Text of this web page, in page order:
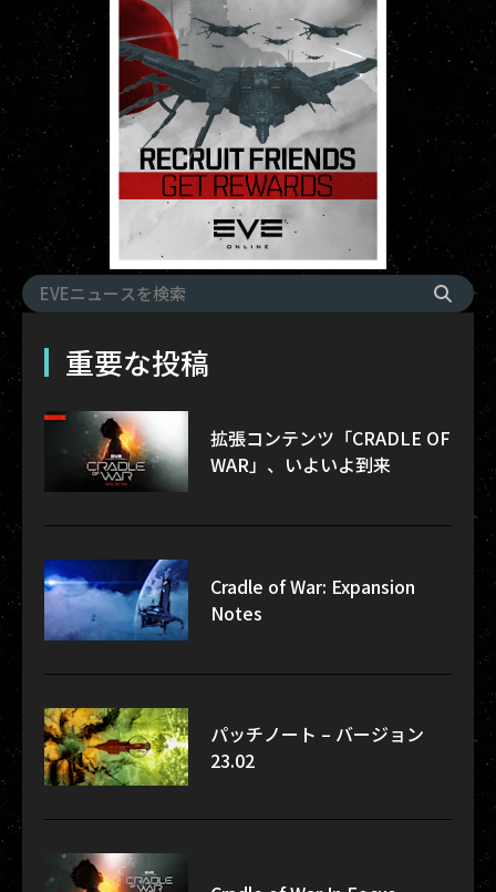
重要な投稿
拡張コンテンツ「CRADLE OF
WAR」、いよいよ到来
Cradle of War: Expansion
Notes
パッチノート – バージョン
23.02